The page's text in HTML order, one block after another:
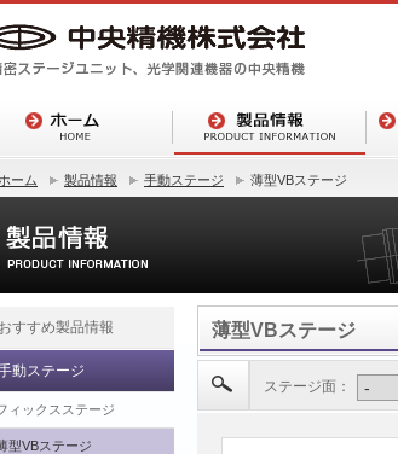
ホーム 製品情報 手動ステージ 薄型VBステージ
薄型VBステージ
ステージ面：
おすすめ製品情報
動ステージ
ィックスステージ
型VBステージ